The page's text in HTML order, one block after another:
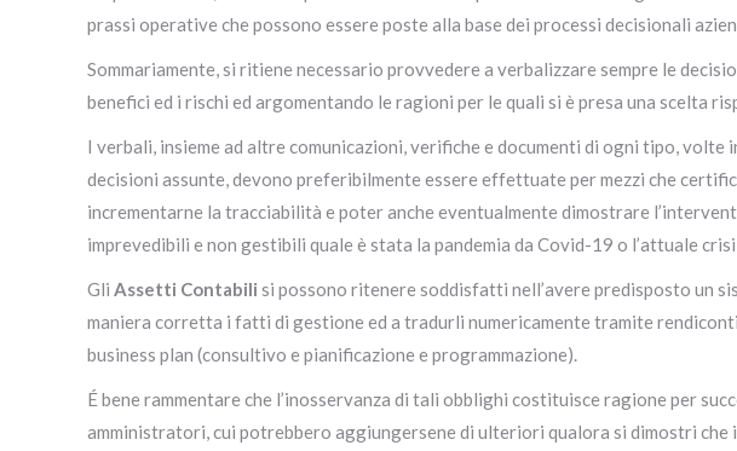
prassi operative che possono essere poste alla base dei processi decisionali
Sommariamente, si ritiene necessario provvedere a verbalizzare sempre le
benefici ed i rischi ed argomentando le ragioni per le quali si è presa una scelta
I verbali, insieme ad altre comunicazioni, verifiche e documenti di ogni tipo, volte
decisioni assunte, devono preferibilmente essere effettuate per mezzi che
incrementarne la tracciabilità e poter anche eventualmente dimostrare
imprevedibili e non gestibili quale è stata la pandemia da Covid-19 o l’attuale
Gli Assetti Contabili si possono ritenere soddisfatti nell’avere predisposto un
maniera corretta i fatti di gestione ed a tradurli numericamente tramite
business plan (consultivo e pianificazione e programmazione).
É bene rammentare che l’inosservanza di tali obblighi costituisce ragione per
amministratori, cui potrebbero aggiungersene di ulteriori qualora si dimostri che